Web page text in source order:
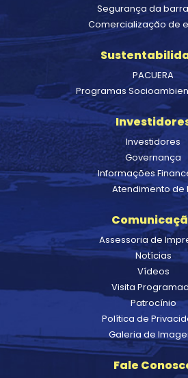
Segurança da
Comercialização de
PACUERA
Programas
Investidores
Governança
Informações
Atendimento de
Assessoria de
Notícias
Vídeos
Visita
Patrocínio
Política de
Galeria de
Fale